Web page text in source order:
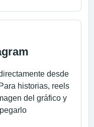
desde
historias, reels
del gráfico y